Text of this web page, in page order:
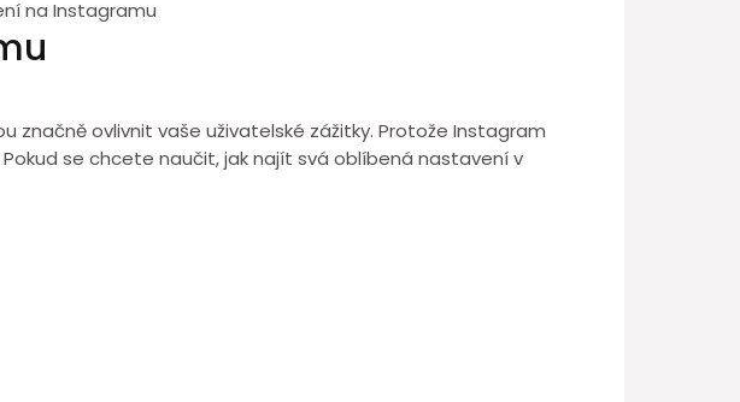
na Instagramu
ovlivnit vaše uživatelské zážitky. Protože Instagram
se chcete naučit, jak najít svá oblíbená nastavení v